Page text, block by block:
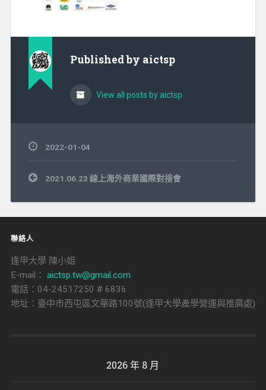
Published by aictsp
View all posts by aictsp
2022-01-04
文
章
覽
2021.06.23 線上海外商業國際對接會
聯絡人
逢甲大學 陳小姐
E-mail： aictsp.tw@gmail.com
電話：04-24517250 # 6836
地址：臺中市西屯區文華路100號(逢甲大學產學營運與推廣處)
2026 年 8 月